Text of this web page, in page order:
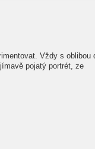
Vždy s oblibou
pojatý portrét, ze